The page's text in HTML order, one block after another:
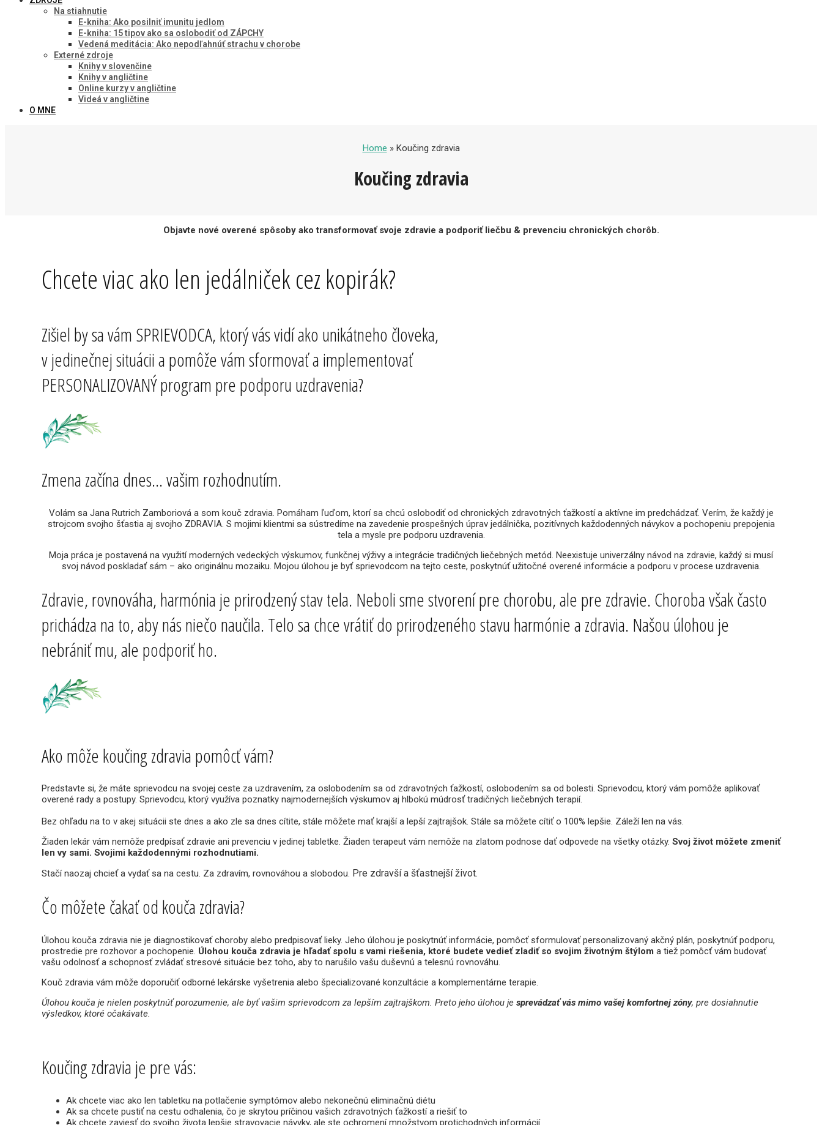
Na stiahnutie
E-kniha: Ako posilniť imunitu jedlom
E-kniha: 15 tipov ako sa oslobodiť od ZÁPCHY
Vedená meditácia: Ako nepodľahnúť strachu v chorobe
Externé zdroje
Knihy v slovenčine
Knihy v angličtine
Online kurzy v angličtine
Videá v angličtine
O MNE
Home » Koučing zdravia
Koučing zdravia
Objavte nové overené spôsoby ako transformovať svoje zdravie a podporiť liečbu &prevenciu chronických chorôb.
Chcete viac ako len jedálniček cez kopirák?
Zišiel by sa vám SPRIEVODCA, ktorý vás vidí ako unikátneho človeka,
v jedinečnej situácii a pomôže vám sformovať a implementovať
PERSONALIZOVANÝ program pre podporu uzdravenia?
Zmena začína dnes... vašim rozhodnutím.
Volám sa Jana Rutrich Zamboriová a som kouč zdravia. Pomáham ľuďom, ktorí sa chcú oslobodiť od chronických zdravotných ťažkostí a aktívne im predchádzať. Verím, že každý je
strojcom svojho šťastia aj svojho ZDRAVIA. S mojimi klientmi sa sústredíme na zavedenie prospešných úprav jedálnička, pozitívnych každodenných návykov a pochopeniu prepojenia
tela a mysle pre podporu uzdravenia.
Moja práca je postavená na využití moderných vedeckých výskumov, funkčnej výživy a integrácie tradičných liečebných metód. Neexistuje univerzálny návod na zdravie, každý si musí
svoj návod poskladať sám – ako originálnu mozaiku. Mojou úlohou je byť sprievodcom na tejto ceste, poskytnúť užitočné overené informácie a podporu v procese uzdravenia.
Zdravie, rovnováha, harmónia je prirodzený stav tela. Neboli sme stvorení pre chorobu, ale pre zdravie. Choroba však často
prichádza na to, aby nás niečo naučila. Telo sa chce vrátiť do prirodzeného stavu harmónie a zdravia. Našou úlohou je
nebrániť mu, ale podporiť ho.
Ako môže koučing zdravia pomôcť vám?
Predstavte si, že máte sprievodcu na svojej ceste za uzdravením, za oslobodením sa od zdravotných ťažkostí, oslobodením sa od bolesti. Sprievodcu, ktorý vám pomôže aplikovať
overené rady a postupy. Sprievodcu, ktorý využíva poznatky najmodernejších výskumov aj hlbokú múdrosť tradičných liečebných terapií.
Bez ohľadu na to v akej situácii ste dnes a ako zle sa dnes cítite, stále môžete mať krajší a lepší zajtrajšok. Stále sa môžete cítiť o 100% lepšie. Záleží len na vás.
Žiaden lekár vám nemôže predpísať zdravie ani prevenciu v jedinej tabletke. Žiaden terapeut vám nemôže na zlatom podnose dať odpovede na všetky otázky. Svoj život môžete zmeniť
len vy sami. Svojimi každodennými rozhodnutiami.
Stačí naozaj chcieť a vydať sa na cestu. Za zdravím, rovnováhou a slobodou. Pre zdravší a šťastnejší život.
Čo môžete čakať od kouča zdravia?
Úlohou kouča zdravia nie je diagnostikovať choroby alebo predpisovať lieky. Jeho úlohou je poskytnúť informácie, pomôcť sformulovať personalizovaný akčný plán, poskytnúť podporu,
prostredie pre rozhovor a pochopenie. Úlohou kouča zdravia je hľadať spolu s vami riešenia, ktoré budete vedieť zladiť so svojim životným štýlom a tiež pomôcť vám budovať
vašu odolnosť a schopnosť zvládať stresové situácie bez toho, aby to narušilo vašu duševnú a telesnú rovnováhu.
Kouč zdravia vám môže doporučiť odborné lekárske vyšetrenia alebo špecializované konzultácie a komplementárne terapie.
Úlohou kouča je nielen poskytnúť porozumenie, ale byť vašim sprievodcom za lepším zajtrajškom. Preto jeho úlohou je sprevádzať vás mimo vašej komfortnej zóny, pre dosiahnutie
výsledkov, ktoré očakávate.
Koučing zdravia je pre vás:
Ak chcete viac ako len tabletku na potlačenie symptómov alebo nekonečnú eliminačnú diétu
Ak sa chcete pustiť na cestu odhalenia, čo je skrytou príčinou vašich zdravotných ťažkostí a riešiť to
Ak chcete zaviesť do svojho života lepšie stravovacie návyky, ale ste ochromení množstvom protichodných informácií